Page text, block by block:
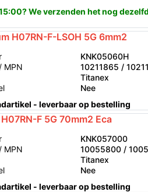
We verzenden het nog
H07RN-F-LSOH 5G 6mm2
KNK05060H
MPN
10211865 /
Titanex
Nee
- leverbaar op bestelling
F 5G 70mm2 Eca
KNK057000
MPN
10055800 /
Titanex
Nee
- leverbaar op bestelling